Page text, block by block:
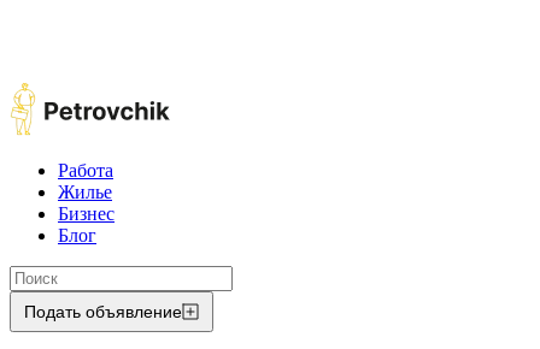
Работа
Жилье
Бизнес
Блог
Подать объявление